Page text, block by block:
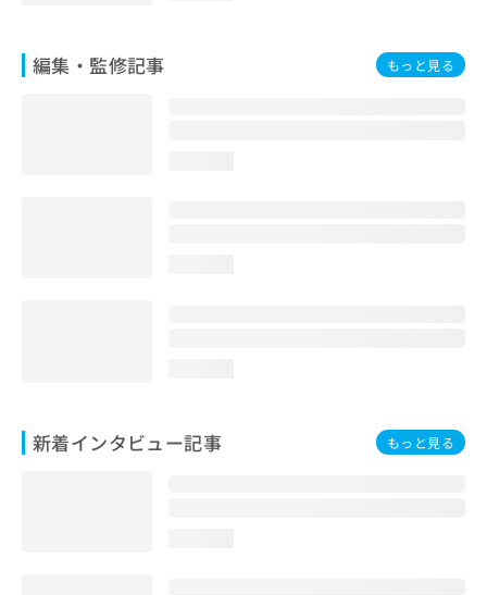
編集・監修記事 もっと見る
新着インタビュー記事 もっと見る